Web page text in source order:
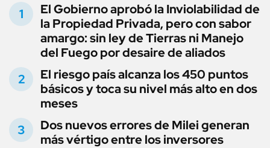
El Gobierno aprobó la Inviolabilidad de
la Propiedad Privada, pero con sabor
amargo: sin ley de Tierras ni Manejo
del Fuego por desaire de aliados
El riesgo país alcanza los 450 puntos
básicos y toca su nivel más alto en dos
meses
Dos nuevos errores de Milei generan
más vértigo entre los inversores